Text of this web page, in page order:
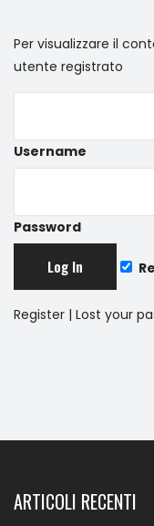
Per visualizzare il
utente registrato
Username
Password
Register | Lost your
ARTICOLI RECENTI